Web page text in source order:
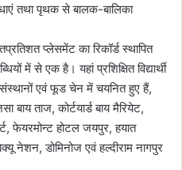
तथा पृथक से बालक-बालिका
प्लेसमेंट का रिकॉर्ड स्थापित
में से एक है। यहां प्रशिक्षित विद्यार्थी
संस्थानों एवं फूड चेन में चयनित हुए हैं,
बाय ताज, कोर्टयार्ड बाय मैरियेट,
फेयरमोन्ट होटल जयपुर, हयात
नेशन, डोमिनोज एवं हल्दीराम नागपुर